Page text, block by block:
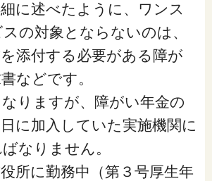
に述べたように、ワンス
の対象とならないのは、
添付する必要がある障が
などです。
りますが、障がい年金の
に加入していた実施機関に
なりません。
所に勤務中（第３号厚生年